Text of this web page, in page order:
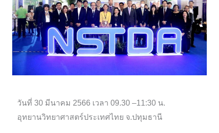
วันที่ 30 มีนาคม 2566 เวลา 09.30 –11:30 น.
อุทยานวิทยาศาสตร์ประเทศไทย จ.ปทุมธานี